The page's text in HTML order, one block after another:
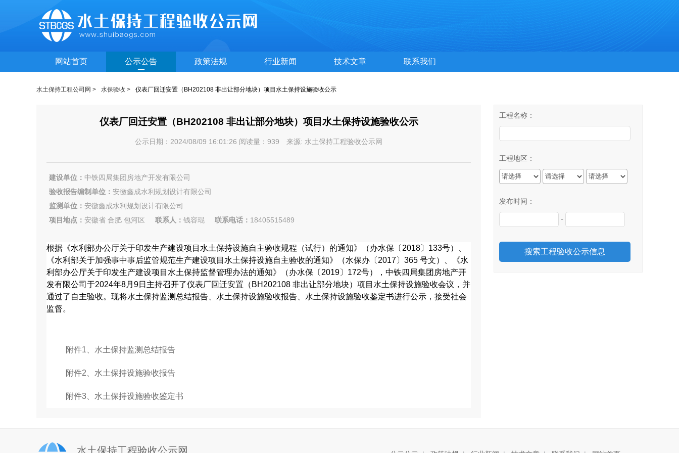
网站首页 公示公告 政策法规 行业新闻 技术文章 联系我们
水土保持工程公司网 > 水保验收 > 仪表厂回迁安置（BH202108 非出让部分地块）项目水土保持设施验收公示
仪表厂回迁安置（BH202108 非出让部分地块）项目水土保持设施验收公示
公示日期：2024/08/09 16:01:26 阅读量：939 来源: 水土保持工程验收公示网
建设单位： 中铁四局集团房地产开发有限公司
验收报告编制单位： 安徽鑫成水利规划设计有限公司
监测单位： 安徽鑫成水利规划设计有限公司
项目地点： 安徽省 合肥 包河区 联系人： 钱容琨 联系电话： 18405515489
根据《水利部办公厅关于印发生产建设项目水土保持设施自主验收规程（试行）的通知》（办水保〔2018〕133号）、
《水利部关于加强事中事后监管规范生产建设项目水土保持设施自主验收的通知》（水保办〔2017〕365 号文）、《水
利部办公厅关于印发生产建设项目水土保持监督管理办法的通知》（办水保〔2019〕172号），中铁四局集团房地产开
发有限公司于2024年8月9日主持召开了仪表厂回迁安置（BH202108 非出让部分地块）项目水土保持设施验收会议，并
通过了自主验收。现将水土保持监测总结报告、水土保持设施验收报告、水土保持设施验收鉴定书进行公示，接受社会
监督。
附件1、水土保持监测总结报告
附件2、水土保持设施验收报告
附件3、水土保持设施验收鉴定书
工程名称：
工程地区：
发布时间：
-
水土保持工程验收公示网